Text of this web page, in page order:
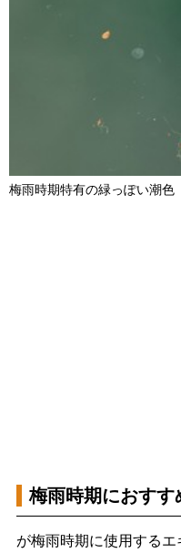
梅雨時期特有の緑っぽい潮色
梅雨時期におすす
が梅雨時期に使用する